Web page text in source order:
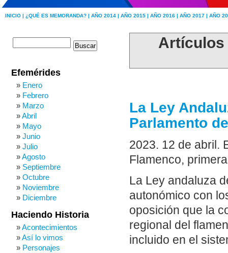
INICIO | ¿QUÉ ES MEMORANDA? | AÑO 2014 | AÑO 2015 | AÑO 2016 | AÑO 2017 | AÑO
Artículos
La Ley
Parlamento
2023. 12 de abril.
Flamenco,
La Ley andaluza
autonómico con
oposición que la
regional del
incluido en el
Efemérides
Enero
Febrero
Marzo
Abril
Mayo
Junio
Julio
Agosto
Septiembre
Octubre
Noviembre
Diciembre
Haciendo Historia
Acontecimientos
Así lo vimos
Personajes